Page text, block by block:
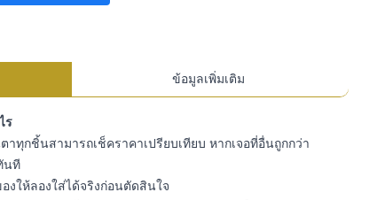
ข้อมูลเพิ่มเติม
ร
าทุกชิ้นสามารถเช็คราคาเปรียบเทียบ หากเจอที่อื่นถูกกว่า
นที
ให้ลองใส่ได้จริงก่อนตัดสินใจ